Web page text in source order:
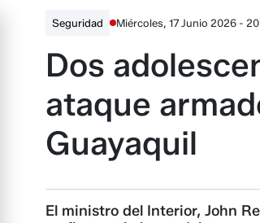
Seguridad Miércoles, 17 Junio 2026 -
Dos
ataque
Guayaquil
El ministro del Interior, John